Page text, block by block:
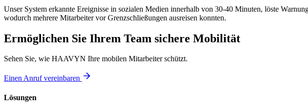
Unser System erkannte Ereignisse in sozialen Medien innerhalb von 30-40 Minuten, löste
wodurch mehrere Mitarbeiter vor Grenzschließungen ausreisen konnten.
Ermöglichen Sie Ihrem Team sichere Mobilität
Sehen Sie, wie HAAVYN Ihre mobilen Mitarbeiter schützt.
Einen Anruf vereinbaren
Lösungen